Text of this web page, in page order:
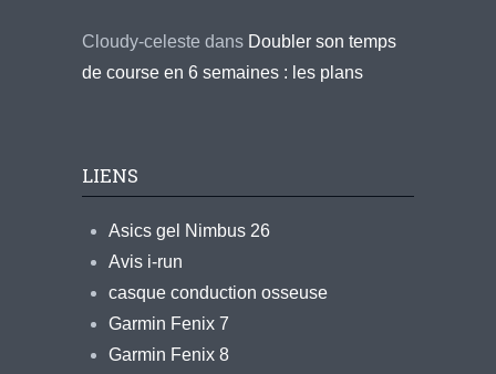
Cloudy-celeste dans Doubler son temps
de course en 6 semaines : les plans
LIENS
Asics gel Nimbus 26
Avis i-run
casque conduction osseuse
Garmin Fenix 7
Garmin Fenix 8